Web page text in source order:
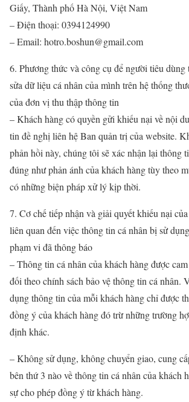
Giấy, Thành phố Hà Nội, Việt Nam
– Điện thoại: 0394124990
– Email: hotro.boshun@gmail.com
6. Phương thức và công cụ để người tiêu dùng
sửa dữ liệu cá nhân của mình trên hệ thống
của đơn vị thu thập thông tin
– Khách hàng có quyền gửi khiếu nại về nội
tin đề nghị liên hệ Ban quản trị của website.
phản hồi này, chúng tôi sẽ xác nhận lại thông
đúng như phản ánh của khách hàng tùy theo
có những biện pháp xử lý kịp thời.
7. Cơ chế tiếp nhận và giải quyết khiếu nại
liên quan đến việc thông tin cá nhân bị sử
phạm vi đã thông báo
– Thông tin cá nhân của khách hàng được
đối theo chính sách bảo vệ thông tin cá nhân.
dụng thông tin của mỗi khách hàng chỉ được
đồng ý của khách hàng đó trừ những trường
định khác.
– Không sử dụng, không chuyển giao, cung
bên thứ 3 nào về thông tin cá nhân của khách
sự cho phép đồng ý từ khách hàng.